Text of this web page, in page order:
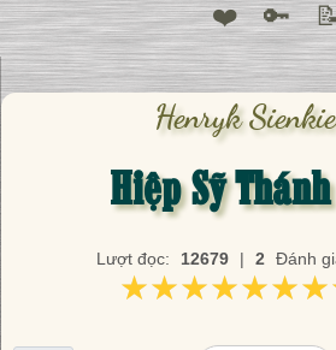
❤️ 🔑
Henryk
Hiệp Sỹ
Lượt đọc: 12679 | 2 Đánh